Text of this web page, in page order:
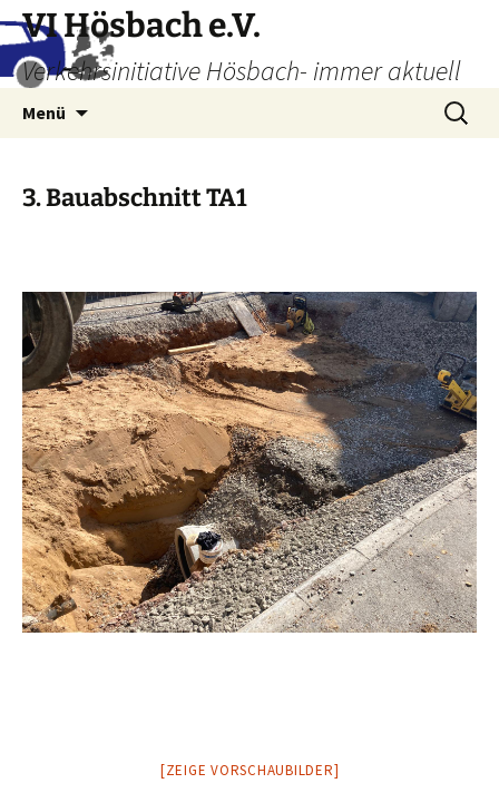
Zum
Inhalt
springen
VI Hösbach e.V.
Verkehrsinitiative Hösbach- immer aktuell
Menü
Suchen
nach:
3. Bauabschnitt TA1
[ZEIGE VORSCHAUBILDER]